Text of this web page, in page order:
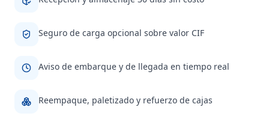
Seguro de carga opcional sobre valor CIF
Aviso de embarque y de llegada en tiempo real
Reempaque, paletizado y refuerzo de cajas